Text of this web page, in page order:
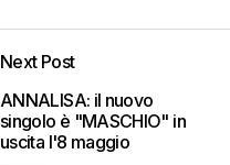
Next Post
ANNALISA: il nuovo
singolo è "MASCHIO" in
uscita l'8 maggio